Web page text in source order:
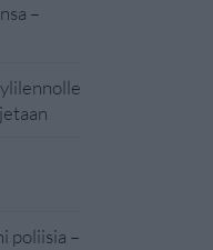
–
poliisia –